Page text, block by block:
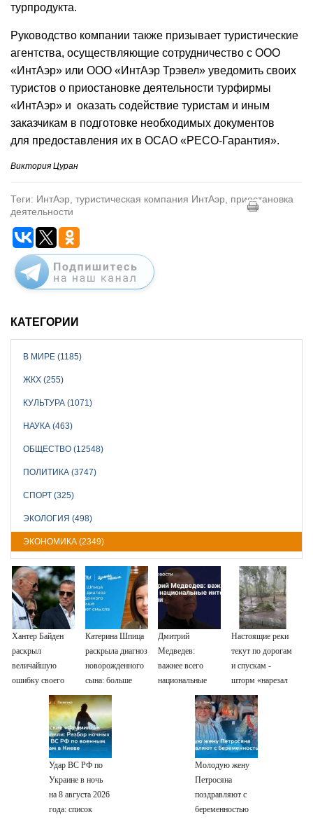
турпродукта.
Руководство компании также призывает туристические
агентства, осуществляющие сотрудничество с ООО
«ИнтАэр» или ООО «ИнтАэр Трэвел» уведомить своих
туристов о приостановке деятельности турфирмы
«ИнтАэр» и оказать содействие туристам и иным
заказчикам в подготовке необходимых документов
для предоставления их в ОСАО «РЕСО-Гарантия».
Виктория Цуран
Теги: ИнтАэр, туристическая компания ИнтАэр, приостановка
деятельности
КАТЕГОРИИ
В МИРЕ (1185)
ЖКХ (255)
КУЛЬТУРА (1071)
НАУКА (463)
ОБЩЕСТВО (12548)
ПОЛИТИКА (3747)
СПОРТ (325)
ЭКОЛОГИЯ (498)
ЭКОНОМИКА (2349)
Хантер Байден
раскрыл
величайшую
ошибку своего
отца: бездействие
против Трампа
Катерина Шпица
раскрыла диагноз
новорожденного
сына: больше
молчать нет
смысла
Дмитрий
Медведев:
важнее всего
национальные
интересы России
Настоящие реки
текут по дорогам
и спускам -
шторм «нарезал
задач»
горожанам и
службам
Сызрани
Удар ВС РФ по
Украине в ночь
на 8 августа 2026
года: список
Молодую жену
Петросяна
поздравляют с
беременностью